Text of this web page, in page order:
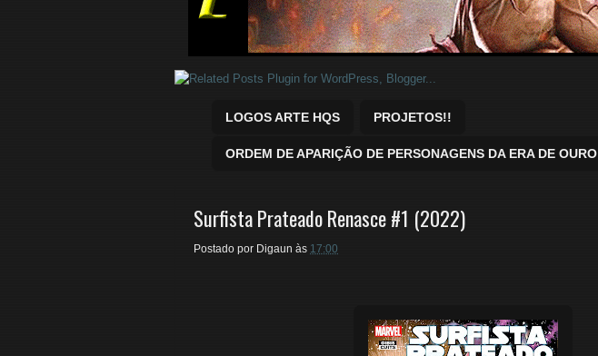
Quadrinhos Marvel e DC para baixar.
LOGOS ARTE HQS PROJETOS!!
ORDEM DE APARIÇÃO DE PERSONAGENS DA ERA DE OURO
Surfista Prateado Renasce #1 (2022)
Postado por Digaun às 17:00